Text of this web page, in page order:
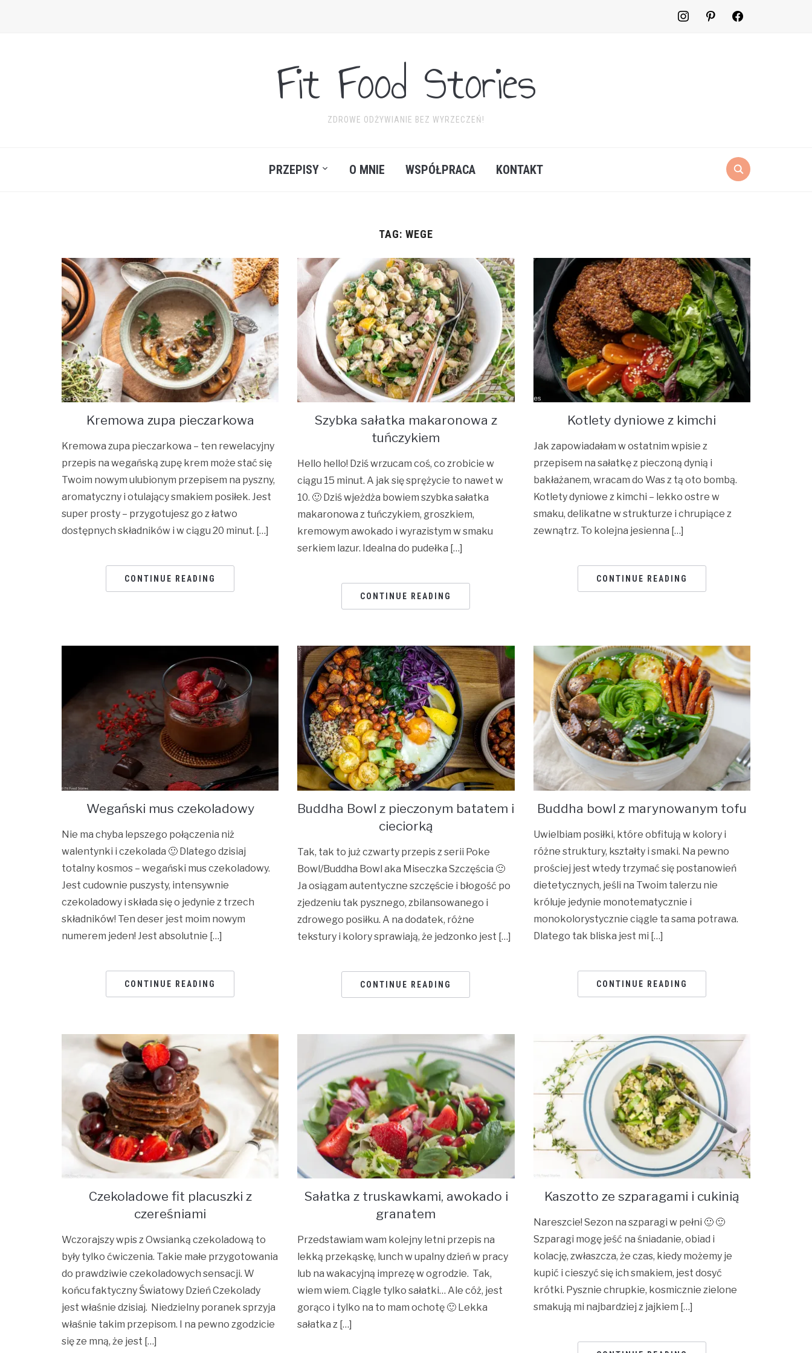
instagrampinterestfacebook2
Fit Food Stories
ZDROWE ODŻYWIANIE BEZ WYRZECZEŃ!
PRZEPISY O MNIE WSPÓŁPRACA KONTAKT
TAG: WEGE
Kremowa zupa pieczarkowa
Kremowa zupa pieczarkowa – ten rewelacyjny
przepis na wegańską zupę krem może stać się
Twoim nowym ulubionym przepisem na pyszny,
aromatyczny i otulający smakiem posiłek. Jest
super prosty – przygotujesz go z łatwo
dostępnych składników i w ciągu 20 minut. […]
CONTINUE READING
Szybka sałatka makaronowa z
tuńczykiem
Hello hello! Dziś wrzucam coś, co zrobicie w
ciągu 15 minut. A jak się sprężycie to nawet w
10. 🙂 Dziś wjeżdża bowiem szybka sałatka
makaronowa z tuńczykiem, groszkiem,
kremowym awokado i wyrazistym w smaku
serkiem lazur. Idealna do pudełka […]
CONTINUE READING
Kotlety dyniowe z kimchi
Jak zapowiadałam w ostatnim wpisie z
przepisem na sałatkę z pieczoną dynią i
bakłażanem, wracam do Was z tą oto bombą.
Kotlety dyniowe z kimchi – lekko ostre w
smaku, delikatne w strukturze i chrupiące z
zewnątrz. To kolejna jesienna […]
CONTINUE READING
Wegański mus czekoladowy
Nie ma chyba lepszego połączenia niż
walentynki i czekolada 🙂 Dlatego dzisiaj
totalny kosmos – wegański mus czekoladowy.
Jest cudownie puszysty, intensywnie
czekoladowy i składa się o jedynie z trzech
składników! Ten deser jest moim nowym
numerem jeden! Jest absolutnie […]
CONTINUE READING
Buddha Bowl z pieczonym batatem i
cieciorką
Tak, tak to już czwarty przepis z serii Poke
Bowl/Buddha Bowl aka Miseczka Szczęścia 🙂
Ja osiągam autentyczne szczęście i błogość po
zjedzeniu tak pysznego, zbilansowanego i
zdrowego posiłku. A na dodatek, różne
tekstury i kolory sprawiają, że jedzonko jest […]
CONTINUE READING
Buddha bowl z marynowanym tofu
Uwielbiam posiłki, które obfitują w kolory i
różne struktury, kształty i smaki. Na pewno
prościej jest wtedy trzymać się postanowień
dietetycznych, jeśli na Twoim talerzu nie
króluje jedynie monotematycznie i
monokolorystycznie ciągle ta sama potrawa.
Dlatego tak bliska jest mi […]
CONTINUE READING
Czekoladowe fit placuszki z
czereśniami
Wczorajszy wpis z Owsianką czekoladową to
były tylko ćwiczenia. Takie małe przygotowania
do prawdziwie czekoladowych sensacji. W
końcu faktyczny Światowy Dzień Czekolady
jest właśnie dzisiaj. Niedzielny poranek sprzyja
właśnie takim przepisom. I na pewno zgodzicie
się ze mną, że jest […]
Sałatka z truskawkami, awokado i
granatem
Przedstawiam wam kolejny letni przepis na
lekką przekąskę, lunch w upalny dzień w pracy
lub na wakacyjną imprezę w ogrodzie. Tak,
wiem wiem. Ciągle tylko sałatki… Ale cóż, jest
gorąco i tylko na to mam ochotę 🙂 Lekka
sałatka z […]
Kaszotto ze szparagami i cukinią
Nareszcie! Sezon na szparagi w pełni 🙂 🙂
Szparagi mogę jeść na śniadanie, obiad i
kolację, zwłaszcza, że czas, kiedy możemy je
kupić i cieszyć się ich smakiem, jest dosyć
krótki. Pysznie chrupkie, kosmicznie zielone
smakują mi najbardziej z jajkiem […]